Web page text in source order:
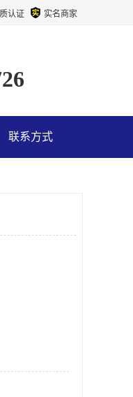
认证 实名商家
联系方式